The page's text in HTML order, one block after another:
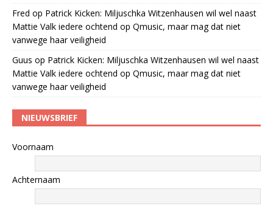
Fred op Patrick Kicken: Miljuschka Witzenhausen wil wel naast
Mattie Valk iedere ochtend op Qmusic, maar mag dat niet
vanwege haar veiligheid
Guus op Patrick Kicken: Miljuschka Witzenhausen wil wel naast
Mattie Valk iedere ochtend op Qmusic, maar mag dat niet
vanwege haar veiligheid
NIEUWSBRIEF
Voornaam
Achternaam